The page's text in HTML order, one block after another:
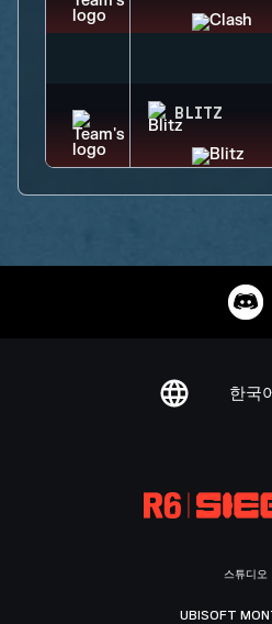
BLITZ
한국
스튜디오
UBISOFT